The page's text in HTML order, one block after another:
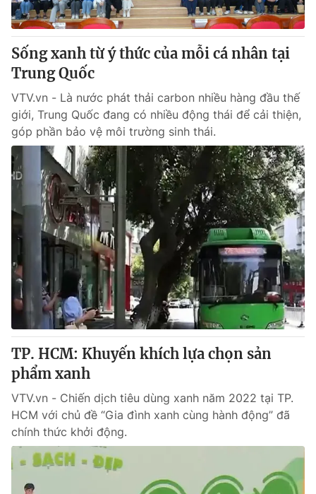
Sống xanh từ ý thức của mỗi cá nhân tại
Trung Quốc
VTV.vn - Là nước phát thải carbon nhiều hàng đầu thế
giới, Trung Quốc đang có nhiều động thái để cải thiện,
góp phần bảo vệ môi trường sinh thái.
TP. HCM: Khuyến khích lựa chọn sản
phẩm xanh
VTV.vn - Chiến dịch tiêu dùng xanh năm 2022 tại TP.
HCM với chủ đề “Gia đình xanh cùng hành động” đã
chính thức khởi động.